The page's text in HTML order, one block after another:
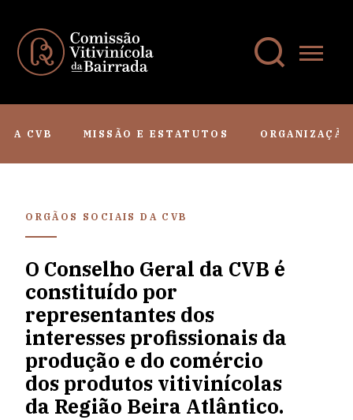
A CVB MISSÃO E ESTATUTOS ORGANIZAÇÃO
ORGÃOS SOCIAIS DA CVB
O Conselho Geral da CVB é
constituído por
representantes dos
interesses profissionais da
produção e do comércio
dos produtos vitivinícolas
da Região Beira Atlântico.